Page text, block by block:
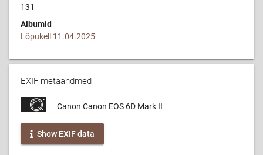
131
Albumid
Lõpukell 11.04.2025
EXIF metaandmed
Canon Canon EOS 6D Mark II
Show EXIF data